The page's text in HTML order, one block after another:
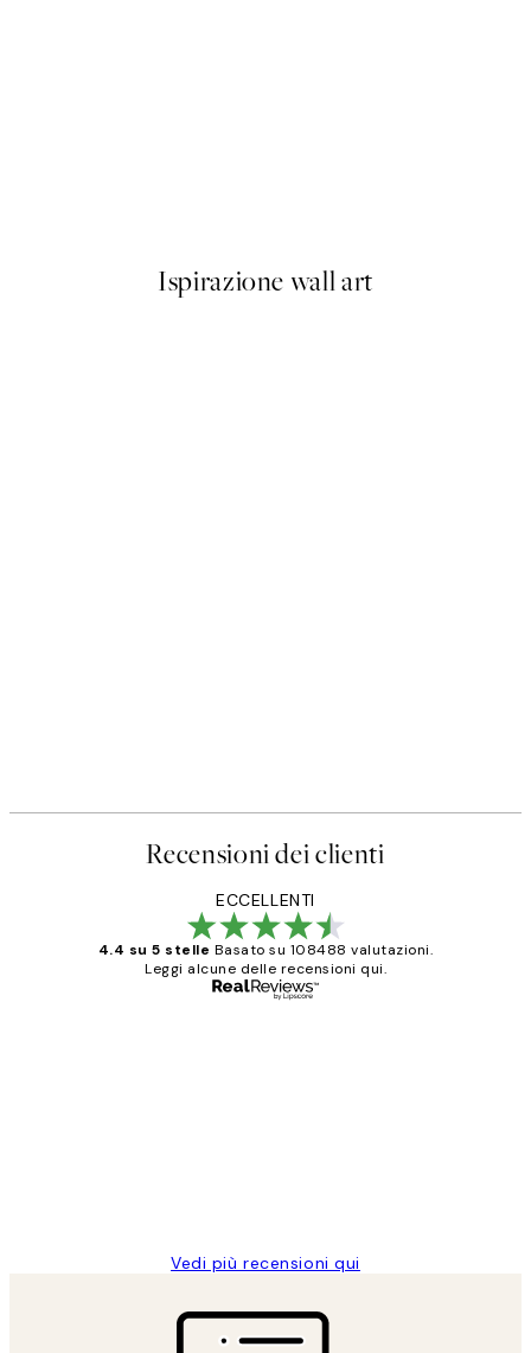
Ispirazione wall art
Recensioni dei clienti
ECCELLENTI
4.4 su 5 stelle Basato su 108488 valutazioni.
Leggi alcune delle recensioni qui.
Vedi più recensioni qui